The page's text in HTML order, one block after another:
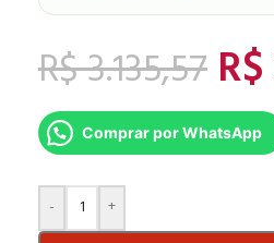
R$3.135,57 R$
Comprar por WhatsApp
- +